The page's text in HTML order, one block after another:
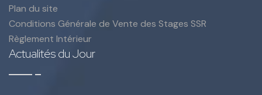
Plan du site
Conditions Générale de Vente des Stages SSR
Règlement Intérieur
Actualités du Jour